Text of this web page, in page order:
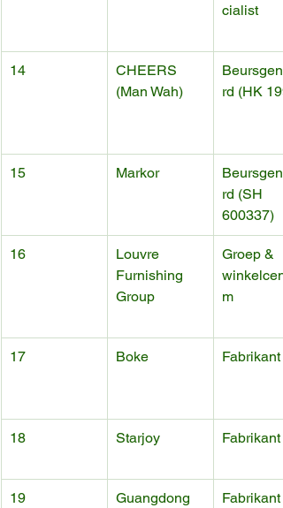
cialist
14
CHEERS
(Man Wah)
rd (HK
15 Markor
rd (SH
600337)
16
Louvre
Furnishing
Group
Groep &
m
17 Boke Fabrikant
18 Starjoy Fabrikant
19
Guangdong
Fabrikant